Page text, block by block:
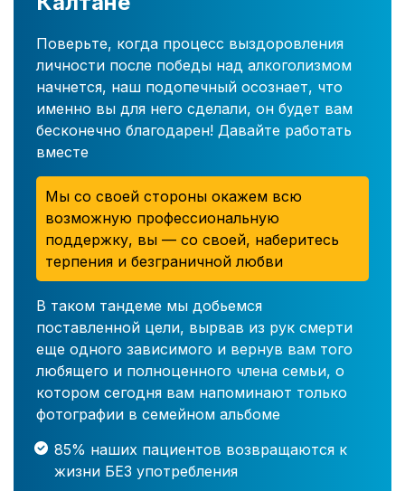
Поверьте, когда процесс выздоровления
личности после победы над алкоголизмом
начнется, наш подопечный осознает, что
именно вы для него сделали, он будет вам
бесконечно благодарен! Давайте работать
вместе
Мы со своей стороны окажем всю
возможную профессиональную
поддержку, вы — со своей, наберитесь
терпения и безграничной любви
В таком тандеме мы добьемся
поставленной цели, вырвав из рук смерти
еще одного зависимого и вернув вам того
любящего и полноценного члена семьи, о
котором сегодня вам напоминают только
фотографии в семейном альбоме
85% наших пациентов возвращаются к
жизни БЕЗ употребления